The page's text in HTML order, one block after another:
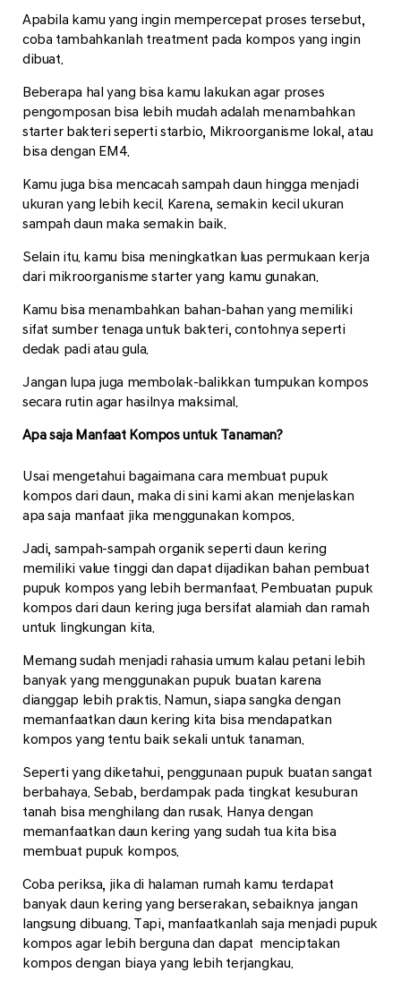
Apabila kamu yang ingin mempercepat proses tersebut,
coba tambahkanlah treatment pada kompos yang ingin
dibuat.
Beberapa hal yang bisa kamu lakukan agar proses
pengomposan bisa lebih mudah adalah menambahkan
starter bakteri seperti starbio, Mikroorganisme lokal, atau
bisa dengan EM4.
Kamu juga bisa mencacah sampah daun hingga menjadi
ukuran yang lebih kecil. Karena, semakin kecil ukuran
sampah daun maka semakin baik.
Selain itu. kamu bisa meningkatkan luas permukaan kerja
dari mikroorganisme starter yang kamu gunakan.
Kamu bisa menambahkan bahan-bahan yang memiliki
sifat sumber tenaga untuk bakteri, contohnya seperti
dedak padi atau gula.
Jangan lupa juga membolak-balikkan tumpukan kompos
secara rutin agar hasilnya maksimal.
Apa saja Manfaat Kompos untuk Tanaman?
Usai mengetahui bagaimana cara membuat pupuk
kompos dari daun, maka di sini kami akan menjelaskan
apa saja manfaat jika menggunakan kompos.
Jadi, sampah-sampah organik seperti daun kering
memiliki value tinggi dan dapat dijadikan bahan pembuat
pupuk kompos yang lebih bermanfaat. Pembuatan pupuk
kompos dari daun kering juga bersifat alamiah dan ramah
untuk lingkungan kita.
Memang sudah menjadi rahasia umum kalau petani lebih
banyak yang menggunakan pupuk buatan karena
dianggap lebih praktis. Namun, siapa sangka dengan
memanfaatkan daun kering kita bisa mendapatkan
kompos yang tentu baik sekali untuk tanaman.
Seperti yang diketahui, penggunaan pupuk buatan sangat
berbahaya. Sebab, berdampak pada tingkat kesuburan
tanah bisa menghilang dan rusak. Hanya dengan
memanfaatkan daun kering yang sudah tua kita bisa
membuat pupuk kompos.
Coba periksa, jika di halaman rumah kamu terdapat
banyak daun kering yang berserakan, sebaiknya jangan
langsung dibuang. Tapi, manfaatkanlah saja menjadi pupuk
kompos agar lebih berguna dan dapat menciptakan
kompos dengan biaya yang lebih terjangkau.